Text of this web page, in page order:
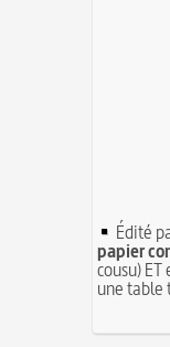
Édité
papier
cousu) ET
une table